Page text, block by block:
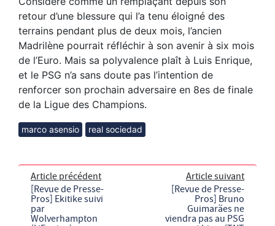
retour d’une blessure qui l’a tenu éloigné des
terrains pendant plus de deux mois, l’ancien
Madrilène pourrait réfléchir à son avenir à six mois
de l’Euro. Mais sa polyvalence plaît à Luis Enrique,
et le PSG n’a sans doute pas l’intention de
renforcer son prochain adversaire en 8es de finale
de la Ligue des Champions.
marco asensio real sociedad
Article précédent
[Revue de Presse-
Pros] Ekitike suivi
par
Wolverhampton
Article suivant
[Revue de Presse-
Pros] Bruno
Guimarães ne
viendra pas au PSG